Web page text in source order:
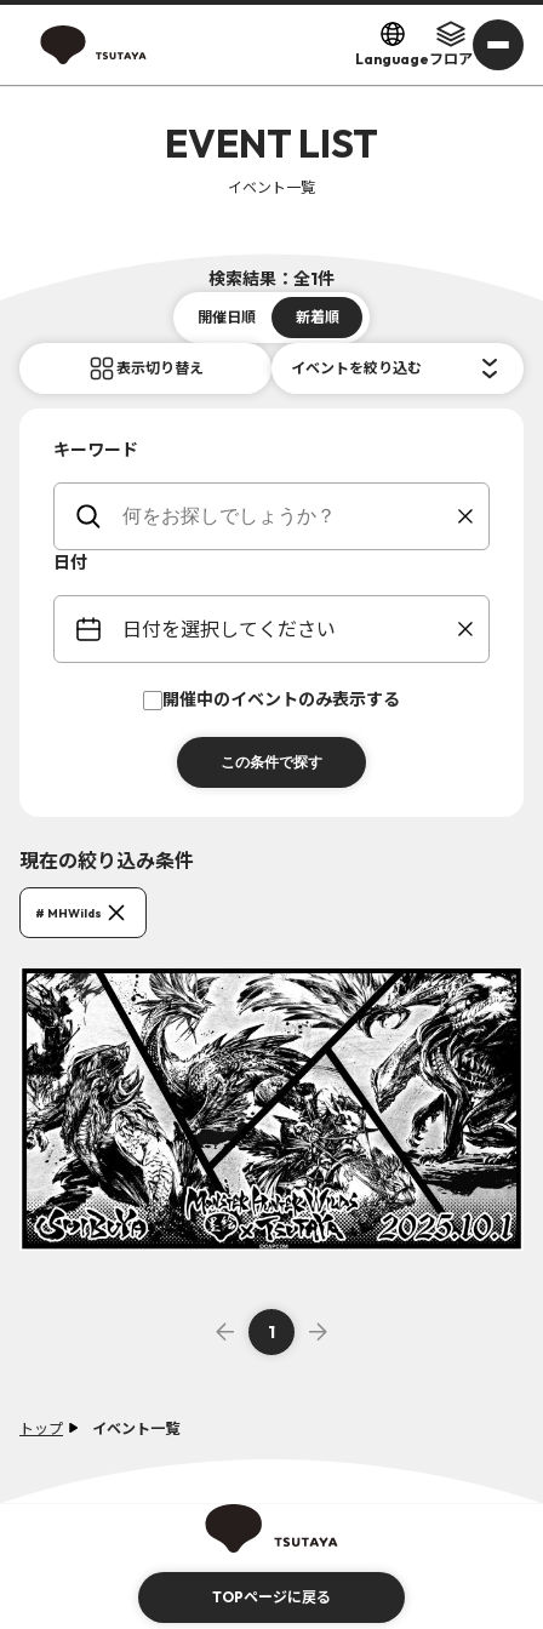
Languageフロア
トップ イベント一覧
EVENT LIST
イベント一覧
検索結果：全1件
開催日順 新着順
表示切り替え イベントを絞り込む
キーワード
日付
日付を選択してください
開催中のイベントのみ表示する
現在の絞り込み条件
# MHWilds
1
TOPページに戻る